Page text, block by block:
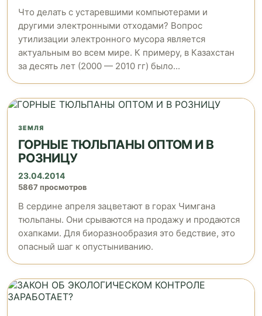
Что делать с устаревшими компьютерами и
другими электронными отходами? Вопрос
утилизации электронного мусора является
актуальным во всем мире. К примеру, в Казахстан
за десять лет (2000 — 2010 гг) было...
ЗЕМЛЯ
ГОРНЫЕ ТЮЛЬПАНЫ ОПТОМ И В
РОЗНИЦУ
23.04.2014
5867 просмотров
В сердине апреля зацветают в горах Чимгана
тюльпаны. Они срываются на продажу и продаются
охапками. Для биоразнообразия это бедствие, это
опасный шаг к опустыниванию.